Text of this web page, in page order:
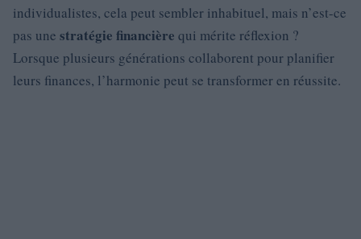
individualistes, cela peut sembler inhabituel, mais n’est-ce
pas une stratégie financière qui mérite réflexion ?
Lorsque plusieurs générations collaborent pour planifier
leurs finances, l’harmonie peut se transformer en réussite.